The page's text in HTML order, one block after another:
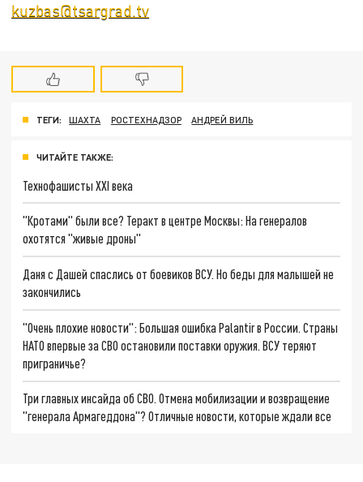
kuzbas@tsargrad.tv
ТЕГИ: ШАХТА РОСТЕХНАДЗОР АНДРЕЙ ВИЛЬ
ЧИТАЙТЕ ТАКЖЕ:
Технофашисты XXI века
"Кротами" были все? Теракт в центре Москвы: На генералов
охотятся "живые дроны"
Даня с Дашей спаслись от боевиков ВСУ. Но беды для малышей не
закончились
"Очень плохие новости": Большая ошибка Palantir в России. Страны
НАТО впервые за СВО остановили поставки оружия. ВСУ теряют
приграничье?
Три главных инсайда об СВО. Отмена мобилизации и возвращение
"генерала Армагеддона"? Отличные новости, которые ждали все